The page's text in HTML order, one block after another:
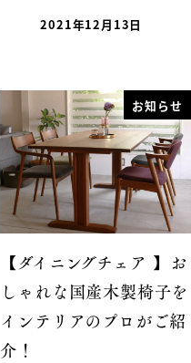
2021年12月13日
お知らせ
【ダイニングチェア 】お
しゃれな国産木製椅子を
インテリアのプロがご紹
介！